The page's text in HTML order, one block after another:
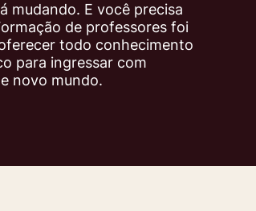
mudando. E você precisa
de professores foi
todo conhecimento
para ingressar com
novo mundo.